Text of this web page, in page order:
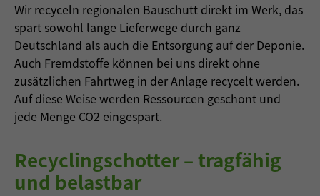
Wir recyceln regionalen Bauschutt direkt im Werk, das
spart sowohl lange Lieferwege durch ganz
Deutschland als auch die Entsorgung auf der Deponie.
Auch Fremdstoffe können bei uns direkt ohne
zusätzlichen Fahrtweg in der Anlage recycelt werden.
Auf diese Weise werden Ressourcen geschont und
jede Menge CO2 eingespart.
Recyclingschotter – tragfähig
und belastbar